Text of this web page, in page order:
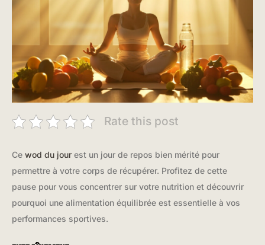
Rate this post
Ce wod du jour est un jour de repos bien mérité pour
permettre à votre corps de récupérer. Profitez de cette
pause pour vous concentrer sur votre nutrition et découvrir
pourquoi une alimentation équilibrée est essentielle à vos
performances sportives.